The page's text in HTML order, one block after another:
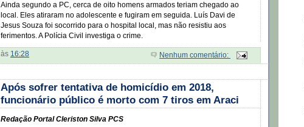
Ainda segundo a PC, cerca de oito homens armados teriam chegado ao
local. Eles atiraram no adolescente e fugiram em seguida. Luís Davi de
Jesus Souza foi socorrido para o hospital local, mas não resistiu aos
ferimentos. A Polícia Civil investiga o crime.
às 16:28 Nenhum comentário:
Após sofrer tentativa de homicídio em 2018,
funcionário público é morto com 7 tiros em Araci
Redação Portal Cleriston Silva PCS